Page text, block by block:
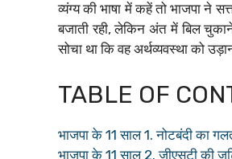
व्यंग्य की भाषा में कहें तो भाजपा ने
बजाती रही, लेकिन अंत में बिल
सोचा था कि वह अर्थव्यवस्था को
TABLE OF
भाजपा के 11 साल 1. नोटबंदी का
भाजपा के 11 साल 2. जीएसटी की